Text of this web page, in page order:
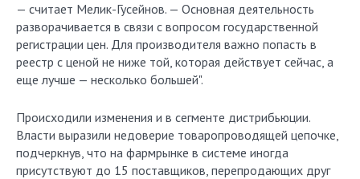
— считает Мелик-Гусейнов. — Основная деятельность
разворачивается в связи с вопросом государственной
регистрации цен. Для производителя важно попасть в
реестр с ценой не ниже той, которая действует сейчас, а
еще лучше — несколько большей".
Происходили изменения и в сегменте дистрибьюции.
Власти выразили недоверие товаропроводящей цепочке,
подчеркнув, что на фармрынке в системе иногда
присутствуют до 15 поставщиков, перепродающих друг